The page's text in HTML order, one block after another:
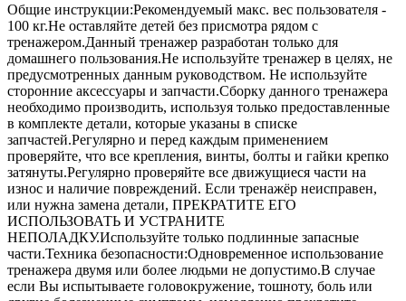
Общие инструкции:Рекомендуемый макс. вес пользователя -
100 кг.Не оставляйте детей без присмотра рядом с
тренажером.Данный тренажер разработан только для
домашнего пользования.Не используйте тренажер в целях, не
предусмотренных данным руководством. Не используйте
сторонние аксессуары и запчасти.Сборку данного тренажера
необходимо производить, используя только предоставленные
в комплекте детали, которые указаны в списке
запчастей.Регулярно и перед каждым применением
проверяйте, что все крепления, винты, болты и гайки крепко
затянуты.Регулярно проверяйте все движущиеся части на
износ и наличие повреждений. Если тренажёр неисправен,
или нужна замена детали, ПРЕКРАТИТЕ ЕГО
ИСПОЛЬЗОВАТЬ И УСТРАНИТЕ
НЕПОЛАДКУ.Используйте только подлинные запасные
части.Техника безопасности:Одновременное использование
тренажера двумя или более людьми не допустимо.В случае
если Вы испытываете головокружение, тошноту, боль или